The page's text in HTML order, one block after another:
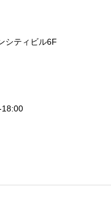
シティビル6F